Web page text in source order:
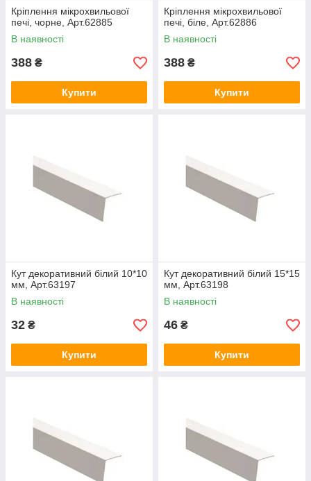
Кріплення мікрохвильової
печі, чорне, Арт.62885
В наявності
388 ₴
Купити
Кріплення мікрохвильової
печі, біле, Арт.62886
В наявності
388 ₴
Купити
Кут декоративний білий 10*10
мм, Арт.63197
В наявності
32 ₴
Купити
Кут декоративний білий 15*15
мм, Арт.63198
В наявності
46 ₴
Купити